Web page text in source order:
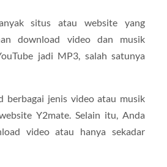
situs atau website yang
download video dan musik
jadi MP3, salah satunya
berbagai jenis video atau musik
Y2mate. Selain itu, Anda
video atau hanya sekadar